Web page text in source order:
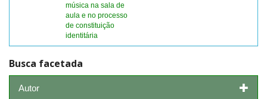
música na sala de
aula e no processo
de constituição
identitária
Busca facetada
Autor